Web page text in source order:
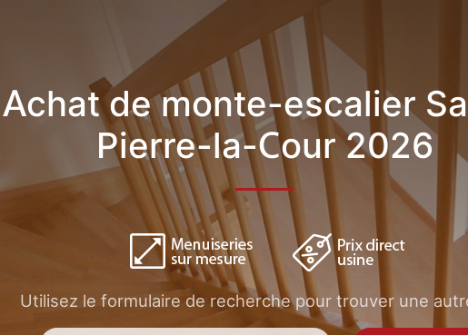
Achat de monte-escalier
Pierre-la-Cour 2026
Utilisez le formulaire de recherche pour trouver une